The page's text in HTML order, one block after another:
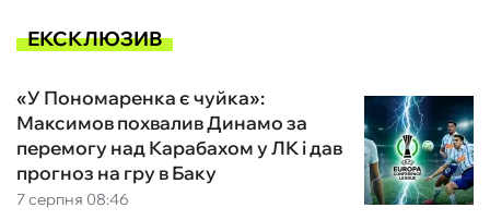
ЕКСКЛЮЗИВ
7 серпня 08:46
«У Пономаренка є чуйка»:
Максимов похвалив Динамо за
перемогу над Карабахом у ЛК і дав
прогноз на гру в Баку